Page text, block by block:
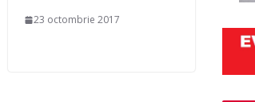
23 octombrie 2017